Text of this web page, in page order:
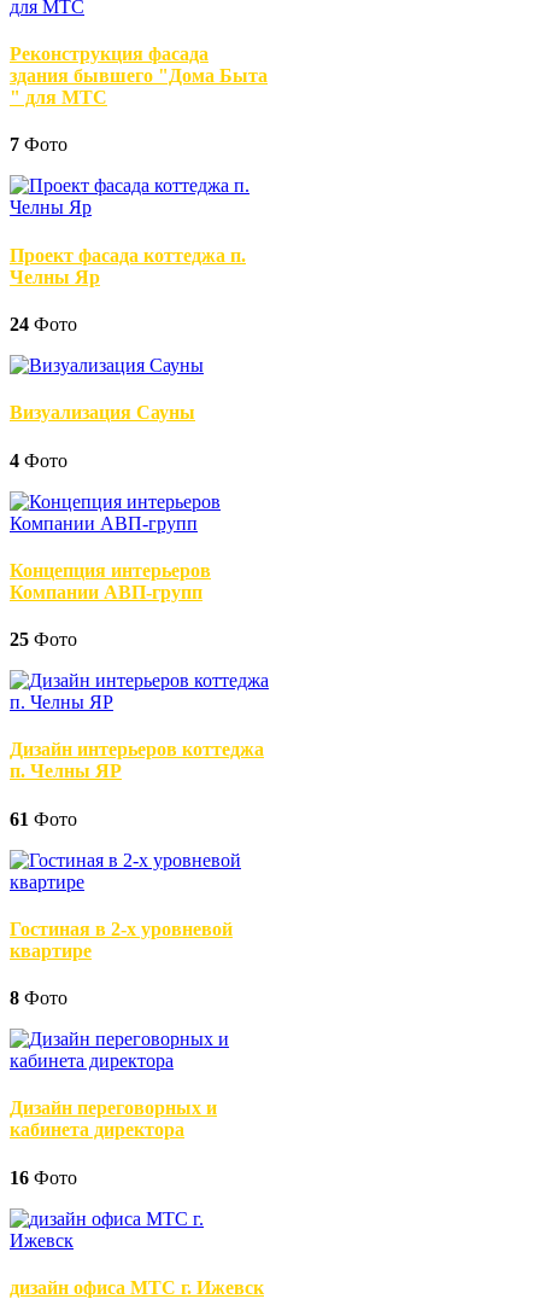
Реконструкция фасада
здания бывшего "Дома Быта
" для МТС
7 Фото
Проект фасада коттеджа п.
Челны Яр
24 Фото
Визуализация Сауны
4 Фото
Концепция интерьеров
Компании АВП-групп
25 Фото
Дизайн интерьеров коттеджа
п. Челны ЯР
61 Фото
Гостиная в 2-х уровневой
квартире
8 Фото
Дизайн переговорных и
кабинета директора
16 Фото
дизайн офиса МТС г. Ижевск